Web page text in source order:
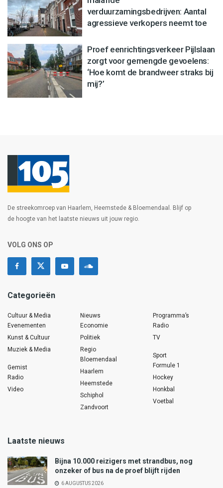
verduurzamingsbedrijven: Aantal
agressieve verkopers neemt toe
Proef eenrichtingsverkeer Pijlslaan
zorgt voor gemengde gevoelens:
‘Hoe komt de brandweer straks bij
mij?’
De streekomroep van Haarlem, Heemstede & Bloemendaal. Blijf op
de hoogte van het laatste nieuws uit jouw regio.
VOLG ONS OP
Categorieën
Cultuur & Media
Evenementen
Kunst & Cultuur
Muziek & Media
Gemist
Radio
Video
Nieuws
Economie
Politiek
Regio
Bloemendaal
Haarlem
Heemstede
Schiphol
Zandvoort
Programma’s
Radio
TV
Sport
Formule 1
Hockey
Honkbal
Voetbal
Laatste nieuws
Bijna 10.000 reizigers met strandbus, nog
onzeker of bus na de proef blijft rijden
6 AUGUSTUS 2026